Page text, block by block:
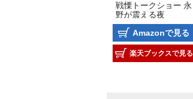
戦慄トークショー 永
野が震える夜
Amazonで見る
楽天ブックスで見る